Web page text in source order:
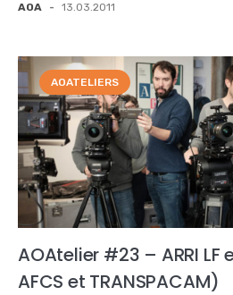
AOA - 13.03.2011
AOATELIERS
AOAtelier #23 – ARRI LF
AFCS et TRANSPACAM)